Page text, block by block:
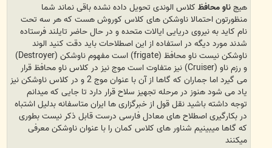
هیجناو محافظ کلاس الوندی تحویل داده نشده باقی نماند شما
منظورتون احتمالا ناوشکن های کلاس کوروش هست که هر سه تحت
نام کاید به نیروی دریایی ایالات متحده و در حال حاضر تایلند فرستاده
شدند مورد دیگه در استفاده از این اصطلاحات باید دقت کنید الوند
ناوشکن نیست ناو محافظ (frigate) است مفهوم ناوشکن (Destroyer)
و رزم ناو (Cruiser) نیز متفاوت است موج نیز در کلاس ناو محافظ قرار
می گیرد اما جماران که گاها از آن با عنوان موج 2 و در کلاس ناوشکن نیز
یاد می شود هنوز در مرحله تجهیز سلاح قرار دارد تا جایی که میدانم
توجه داشته باشید نقل قول از خبرگزاری ها ایران متاسفانه بدلیل اشتباه
در بکارگیری اصطلاح های معادل فارسی درست قابل ذکر نیست بطوری
که گاها میبینیم شناور های کلاس کمان را با عنوان ناوشکن معرفی
میکنند